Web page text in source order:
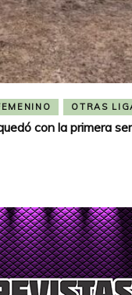
OTRAS
con la primera